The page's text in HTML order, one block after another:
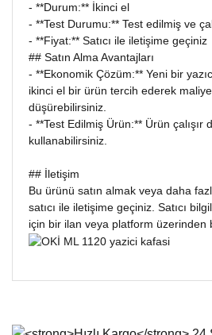
- **Durum:** İkinci el
- **Test Durumu:** Test edilmiş ve
- **Fiyat:** Satıcı ile iletişime geçiniz
## Satın Alma Avantajları
- **Ekonomik Çözüm:** Yeni bir
ikinci el bir ürün tercih ederek
düşürebilirsiniz.
- **Test Edilmiş Ürün:** Ürün
kullanabilirsiniz.
## İletişim
Bu ürünü satın almak veya daha
satıcı ile iletişime geçiniz. Satıcı
için bir ilan veya platform üzerinden
Bu ürünün fiyat bilgisi, resim, ürün
Görüş ve önerileriniz için teşekkür